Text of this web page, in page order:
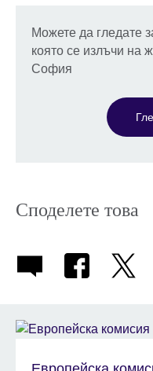
Можете да гледате
която се излъчи на
София
Споделете това